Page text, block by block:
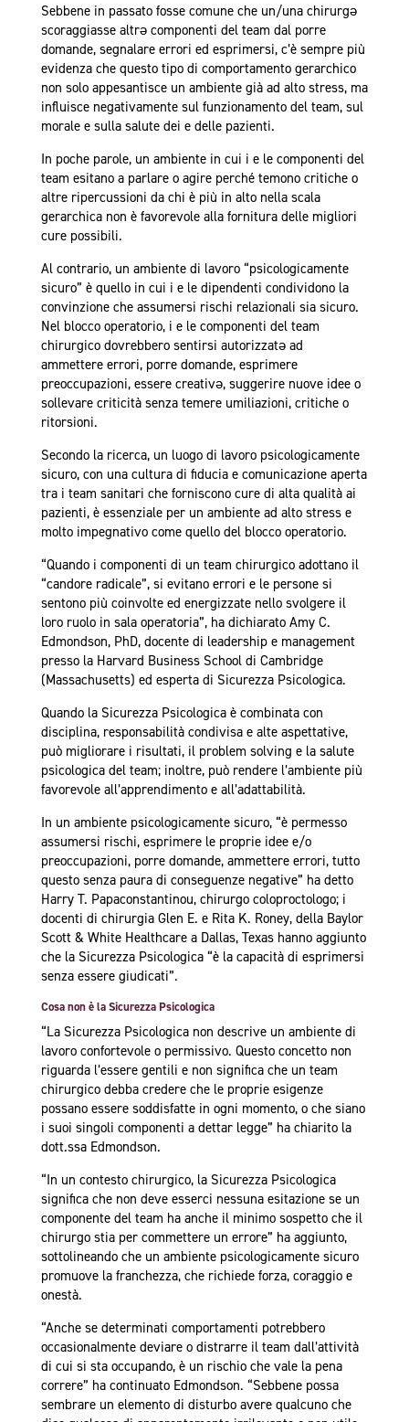
Sebbene in passato fosse comune che un/una chirurgə
scoraggiasse altrə componenti del team dal porre
domande, segnalare errori ed esprimersi, c’è sempre più
evidenza che questo tipo di comportamento gerarchico
non solo appesantisce un ambiente già ad alto stress, ma
influisce negativamente sul funzionamento del team, sul
morale e sulla salute dei e delle pazienti.
In poche parole, un ambiente in cui i e le componenti del
team esitano a parlare o agire perché temono critiche o
altre ripercussioni da chi è più in alto nella scala
gerarchica non è favorevole alla fornitura delle migliori
cure possibili.
Al contrario, un ambiente di lavoro “psicologicamente
sicuro” è quello in cui i e le dipendenti condividono la
convinzione che assumersi rischi relazionali sia sicuro.
Nel blocco operatorio, i e le componenti del team
chirurgico dovrebbero sentirsi autorizzatə ad
ammettere errori, porre domande, esprimere
preoccupazioni, essere creativə, suggerire nuove idee o
sollevare criticità senza temere umiliazioni, critiche o
ritorsioni.
Secondo la ricerca, un luogo di lavoro psicologicamente
sicuro, con una cultura di fiducia e comunicazione aperta
tra i team sanitari che forniscono cure di alta qualità ai
pazienti, è essenziale per un ambiente ad alto stress e
molto impegnativo come quello del blocco operatorio.
“Quando i componenti di un team chirurgico adottano il
“candore radicale”, si evitano errori e le persone si
sentono più coinvolte ed energizzate nello svolgere il
loro ruolo in sala operatoria”, ha dichiarato Amy C.
Edmondson, PhD, docente di leadership e management
presso la Harvard Business School di Cambridge
(Massachusetts) ed esperta di Sicurezza Psicologica.
Quando la Sicurezza Psicologica è combinata con
disciplina, responsabilità condivisa e alte aspettative,
può migliorare i risultati, il problem solving e la salute
psicologica del team; inoltre, può rendere l’ambiente più
favorevole all’apprendimento e all’adattabilità.
In un ambiente psicologicamente sicuro, “è permesso
assumersi rischi, esprimere le proprie idee e/o
preoccupazioni, porre domande, ammettere errori, tutto
questo senza paura di conseguenze negative” ha detto
Harry T. Papaconstantinou, chirurgo coloproctologo; i
docenti di chirurgia Glen E. e Rita K. Roney, della Baylor
Scott & White Healthcare a Dallas, Texas hanno aggiunto
che la Sicurezza Psicologica “è la capacità di esprimersi
senza essere giudicati”.
Cosa non è la Sicurezza Psicologica
“La Sicurezza Psicologica non descrive un ambiente di
lavoro confortevole o permissivo. Questo concetto non
riguarda l’essere gentili e non significa che un team
chirurgico debba credere che le proprie esigenze
possano essere soddisfatte in ogni momento, o che siano
i suoi singoli componenti a dettar legge” ha chiarito la
dott.ssa Edmondson.
“In un contesto chirurgico, la Sicurezza Psicologica
significa che non deve esserci nessuna esitazione se un
componente del team ha anche il minimo sospetto che il
chirurgo stia per commettere un errore” ha aggiunto,
sottolineando che un ambiente psicologicamente sicuro
promuove la franchezza, che richiede forza, coraggio e
onestà.
“Anche se determinati comportamenti potrebbero
occasionalmente deviare o distrarre il team dall’attività
di cui si sta occupando, è un rischio che vale la pena
correre” ha continuato Edmondson. “Sebbene possa
sembrare un elemento di disturbo avere qualcuno che